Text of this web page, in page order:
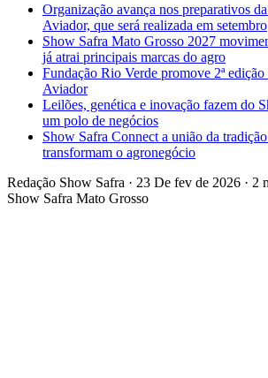
Organização avança nos preparativos
Aviador, que será realizada em setembro
Show Safra Mato Grosso 2027
já atrai principais marcas do agro
Fundação Rio Verde promove 2ª edição
Aviador
Leilões, genética e inovação fazem do
um polo de negócios
Show Safra Connect a união da
transformam o agronegócio
Redação Show Safra · 23 De fev de 2026 · 2
Show Safra Mato Grosso